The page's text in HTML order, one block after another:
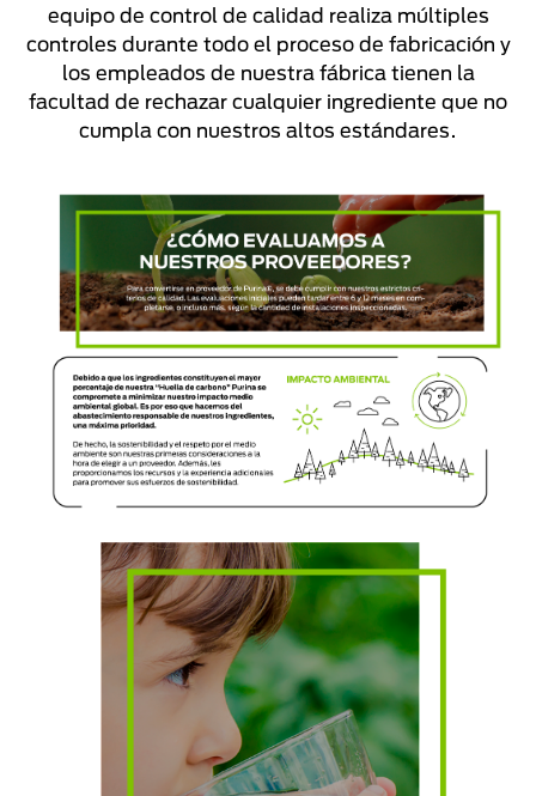
equipo de control de calidad realiza múltiples
controles durante todo el proceso de fabricación y
los empleados de nuestra fábrica tienen la
facultad de rechazar cualquier ingrediente que no
cumpla con nuestros altos estándares.